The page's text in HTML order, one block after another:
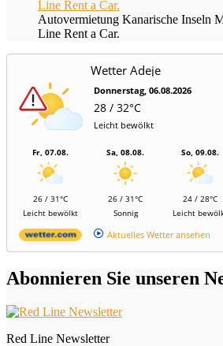
Autovermietung Kanarische Inseln
Line Rent a Car.
Wetter Adeje
Donnerstag, 06.08.2026
28 / 32°C
Leicht bewölkt
Fr, 07.08.
26 / 31°C
Leicht bewölkt
Sa, 08.08.
26 / 31°C
Sonnig
So, 09.08.
24 / 28°C
Leicht
Aktuelles Wetter ansehen
Abonnieren Sie unseren
Red Line Newsletter